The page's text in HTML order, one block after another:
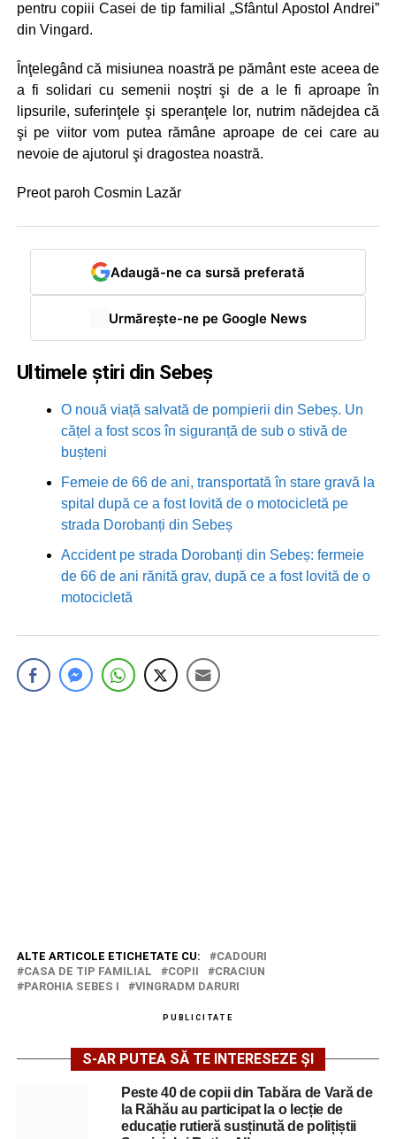
pentru copiii Casei de tip familial „Sfântul Apostol Andrei”
din Vingard.
Înţelegând că misiunea noastră pe pământ este aceea de
a fi solidari cu semenii noştri şi de a le fi aproape în
lipsurile, suferinţele şi speranţele lor, nutrim nădejdea că
şi pe viitor vom putea rămâne aproape de cei care au
nevoie de ajutorul şi dragostea noastră.
Preot paroh Cosmin Lazăr
Adaugă-ne ca sursă preferată
Urmărește-ne pe Google News
Ultimele știri din Sebeș
O nouă viață salvată de pompierii din Sebeș. Un
cățel a fost scos în siguranță de sub o stivă de
bușteni
Femeie de 66 de ani, transportată în stare gravă la
spital după ce a fost lovită de o motocicletă pe
strada Dorobanți din Sebeș
Accident pe strada Dorobanți din Sebeș: fermeie
de 66 de ani rănită grav, după ce a fost lovită de o
motocicletă
ALTE ARTICOLE ETICHETATE CU:
CADOURI
CASA DE TIP FAMILIAL
COPII
CRACIUN
PAROHIA SEBES I
VINGRADM DARURI
PUBLICITATE
S-AR PUTEA SĂ TE INTERESEZE ȘI
Peste 40 de copii din Tabăra de Vară de
la Răhău au participat la o lecție de
educație rutieră susținută de polițiștii